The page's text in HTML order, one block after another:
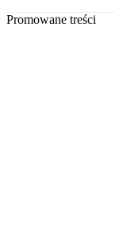
Promowane treści